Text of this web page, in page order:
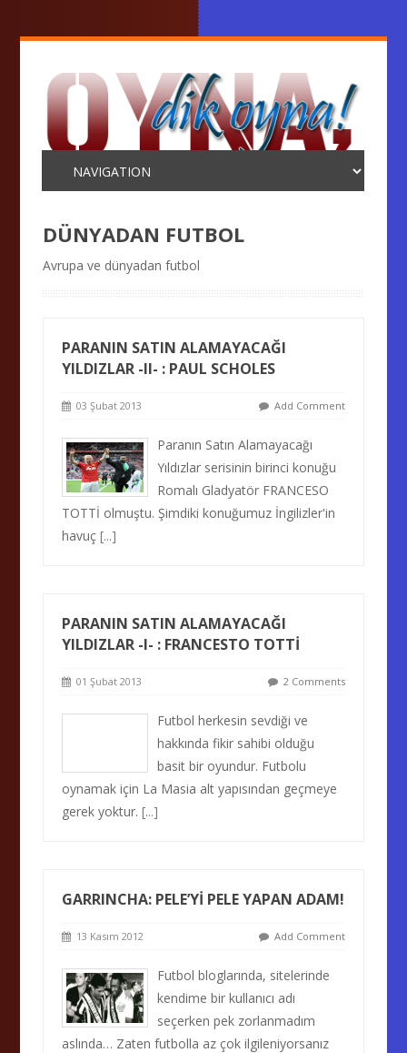
DÜNYADAN FUTBOL
Avrupa ve dünyadan futbol
PARANIN SATIN ALAMAYACAĞI
YILDIZLAR -II- : PAUL SCHOLES
03 Şubat 2013 Add Comment
Paranın Satın Alamayacağı
Yıldızlar serisinin birinci konuğu
Romalı Gladyatör FRANCESO
TOTTİ olmuştu. Şimdiki konuğumuz İngilizler'in
havuç[...]
PARANIN SATIN ALAMAYACAĞI
YILDIZLAR -I- : FRANCESTO TOTTİ
01 Şubat 2013 2 Comments
Futbol herkesin sevdiği ve
hakkında fikir sahibi olduğu
basit bir oyundur. Futbolu
oynamak için La Masia alt yapısından geçmeye
gerek yoktur.[...]
GARRINCHA: PELE’Yİ PELE YAPAN ADAM!
13 Kasım 2012 Add Comment
Futbol bloglarında, sitelerinde
kendime bir kullanıcı adı
seçerken pek zorlanmadım
aslında… Zaten futbolla az çok ilgileniyorsanız